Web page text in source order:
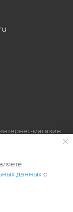
магазин
данныхс